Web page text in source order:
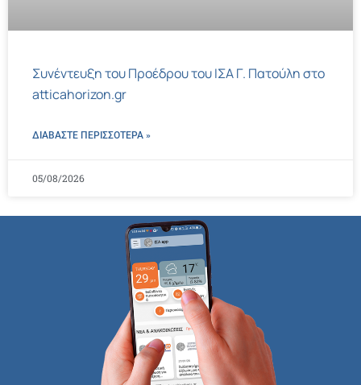
Συνέντευξη του Προέδρου του ΙΣΑ Γ. Πατούλη στο
atticahorizon.gr
ΔΙΑΒΑΣΤΕ ΠΕΡΙΣΣΌΤΕΡΑ »
05/08/2026